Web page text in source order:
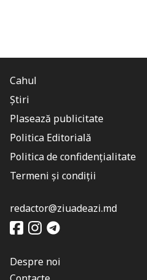
Cahul
Știri
Plasează publicitate
Politica Editorială
Politica de confidențialitate
Termeni și condiții
redactor@ziuadeazi.md
Despre noi